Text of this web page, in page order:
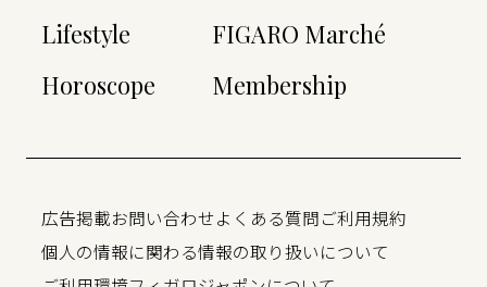
Lifestyle
Horoscope
FIGARO Marché
Membership
広告掲載お問い合わせよくある質問ご利用規約
個人の情報に関わる情報の取り扱いについて